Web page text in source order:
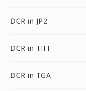
DCR in JP2
DCR in TIFF
DCR in TGA